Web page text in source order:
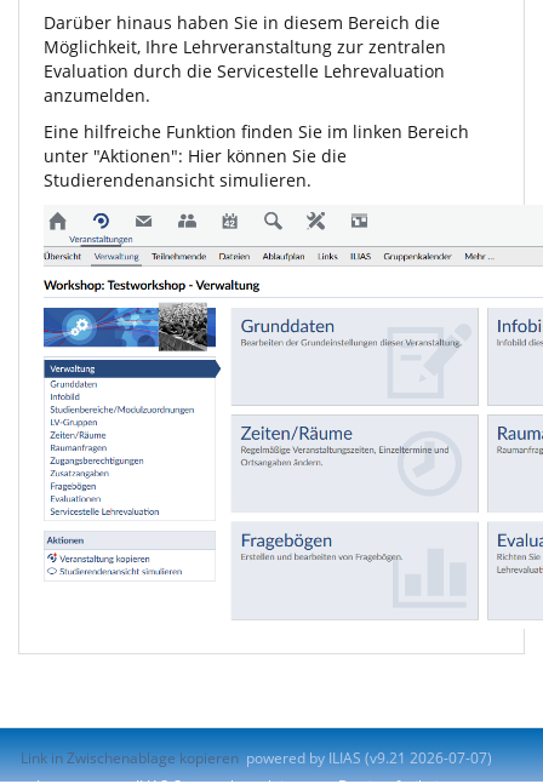
Darüber hinaus haben Sie in diesem Bereich die
Möglichkeit, Ihre Lehrveranstaltung zur zentralen
Evaluation durch die Servicestelle Lehrevaluation
anzumelden.
Eine hilfreiche Funktion finden Sie im linken Bereich
unter "Aktionen": Hier können Sie die
Studierendenansicht simulieren.
Link in Zwischenablage kopieren powered by ILIAS (v9.21 2026-07-07)